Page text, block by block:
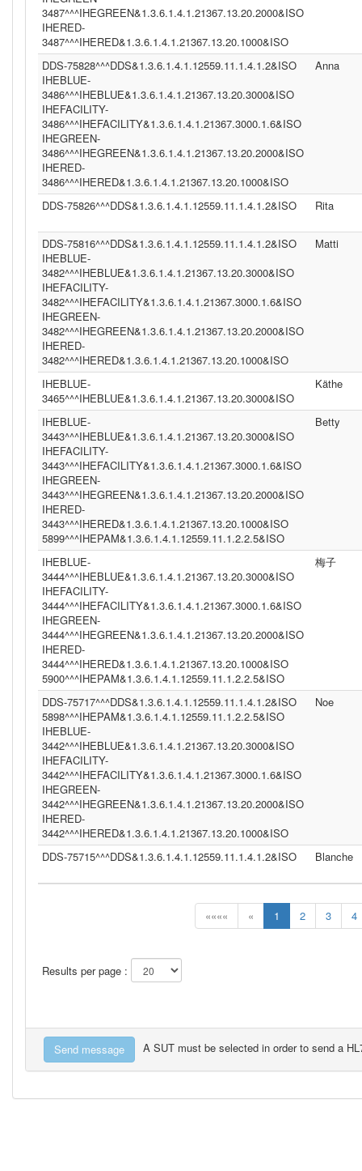
«««« « 1 2 3 4
Results per page :
3487^^^IHEGREEN&1.3.6.1.4.1.21367.13.20.2000&ISO
IHERED-
3487^^^IHERED&1.3.6.1.4.1.21367.13.20.1000&ISO
DDS-75828^^^DDS&1.3.6.1.4.1.12559.11.1.4.1.2&ISO
IHEBLUE-
3486^^^IHEBLUE&1.3.6.1.4.1.21367.13.20.3000&ISO
IHEFACILITY-
3486^^^IHEFACILITY&1.3.6.1.4.1.21367.3000.1.6&ISO
IHEGREEN-
3486^^^IHEGREEN&1.3.6.1.4.1.21367.13.20.2000&ISO
IHERED-
3486^^^IHERED&1.3.6.1.4.1.21367.13.20.1000&ISO
Anna
DDS-75826^^^DDS&1.3.6.1.4.1.12559.11.1.4.1.2&ISO Rita
DDS-75816^^^DDS&1.3.6.1.4.1.12559.11.1.4.1.2&ISO
IHEBLUE-
3482^^^IHEBLUE&1.3.6.1.4.1.21367.13.20.3000&ISO
IHEFACILITY-
3482^^^IHEFACILITY&1.3.6.1.4.1.21367.3000.1.6&ISO
IHEGREEN-
3482^^^IHEGREEN&1.3.6.1.4.1.21367.13.20.2000&ISO
IHERED-
3482^^^IHERED&1.3.6.1.4.1.21367.13.20.1000&ISO
Matti
IHEBLUE-
3465^^^IHEBLUE&1.3.6.1.4.1.21367.13.20.3000&ISO
Käthe
IHEBLUE-
3443^^^IHEBLUE&1.3.6.1.4.1.21367.13.20.3000&ISO
IHEFACILITY-
3443^^^IHEFACILITY&1.3.6.1.4.1.21367.3000.1.6&ISO
IHEGREEN-
3443^^^IHEGREEN&1.3.6.1.4.1.21367.13.20.2000&ISO
IHERED-
3443^^^IHERED&1.3.6.1.4.1.21367.13.20.1000&ISO
5899^^^IHEPAM&1.3.6.1.4.1.12559.11.1.2.2.5&ISO
Betty
IHEBLUE-
3444^^^IHEBLUE&1.3.6.1.4.1.21367.13.20.3000&ISO
IHEFACILITY-
3444^^^IHEFACILITY&1.3.6.1.4.1.21367.3000.1.6&ISO
IHEGREEN-
3444^^^IHEGREEN&1.3.6.1.4.1.21367.13.20.2000&ISO
IHERED-
3444^^^IHERED&1.3.6.1.4.1.21367.13.20.1000&ISO
5900^^^IHEPAM&1.3.6.1.4.1.12559.11.1.2.2.5&ISO
梅子
DDS-75717^^^DDS&1.3.6.1.4.1.12559.11.1.4.1.2&ISO
5898^^^IHEPAM&1.3.6.1.4.1.12559.11.1.2.2.5&ISO
IHEBLUE-
3442^^^IHEBLUE&1.3.6.1.4.1.21367.13.20.3000&ISO
IHEFACILITY-
3442^^^IHEFACILITY&1.3.6.1.4.1.21367.3000.1.6&ISO
IHEGREEN-
3442^^^IHEGREEN&1.3.6.1.4.1.21367.13.20.2000&ISO
IHERED-
3442^^^IHERED&1.3.6.1.4.1.21367.13.20.1000&ISO
Noe
DDS-75715^^^DDS&1.3.6.1.4.1.12559.11.1.4.1.2&ISO Blanche
A SUT must be selected in order to send a